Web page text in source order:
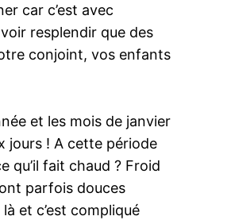
car c’est avec
resplendir que des
conjoint, vos enfants
et les mois de janvier
jours ! A cette période
qu’il fait chaud ? Froid
parfois douces
et c’est compliqué